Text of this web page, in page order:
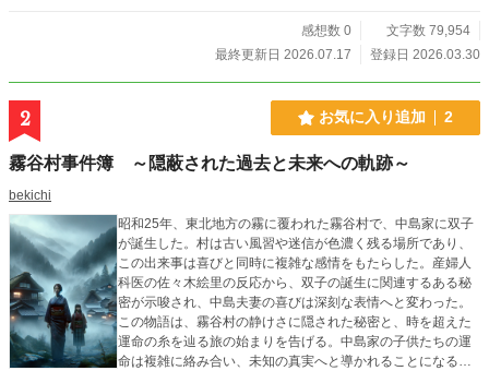
感想数 0
文字数 79,954
最終更新日 2026.07.17
登録日 2026.03.30
2 お気に入り追加 2
霧谷村事件簿 ～隠蔽された過去と未来への軌跡～
bekichi
昭和25年、東北地方の霧に覆われた霧谷村で、中島家に双子
が誕生した。村は古い風習や迷信が色濃く残る場所であり、
この出来事は喜びと同時に複雑な感情をもたらした。産婦人
科医の佐々木絵里の反応から、双子の誕生に関連するある秘
密が示唆され、中島夫妻の喜びは深刻な表情へと変わった。
この物語は、霧谷村の静けさに隠された秘密と、時を超えた
運命の糸を辿る旅の始まりを告げる。中島家の子供たちの運
命は複雑に絡み合い、未知の真実へと導かれることになる。